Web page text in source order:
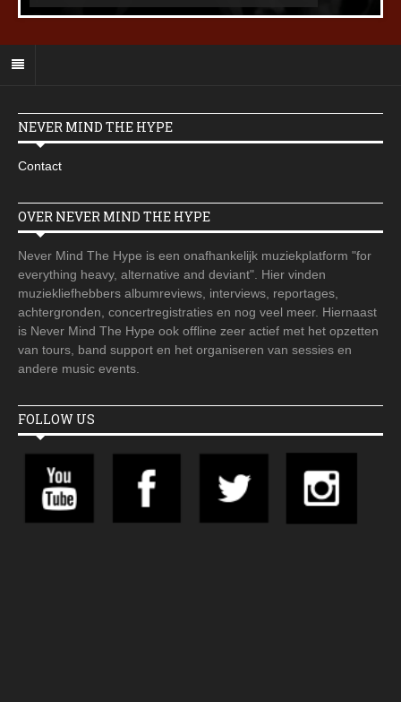
NEVER MIND THE HYPE
Contact
OVER NEVER MIND THE HYPE
Never Mind The Hype is een onafhankelijk muziekplatform "for
everything heavy, alternative and deviant". Hier vinden
muziekliefhebbers albumreviews, interviews, reportages,
achtergronden, concertregistraties en nog veel meer. Hiernaast
is Never Mind The Hype ook offline zeer actief met het opzetten
van tours, band support en het organiseren van sessies en
andere music events.
FOLLOW US